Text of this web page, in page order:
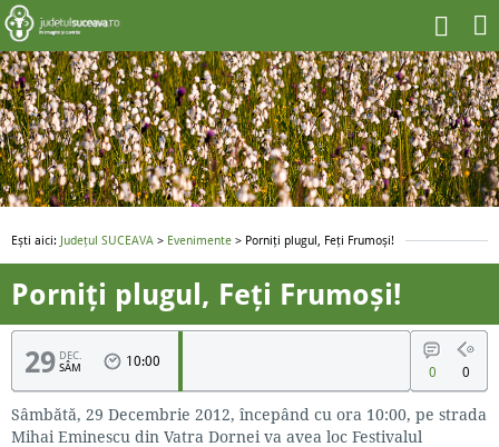
Ești aici: Județul SUCEAVA > Evenimente > Porniți plugul, Feți Frumoși!
Porniți plugul, Feți Frumoși!
29 DEC.
SÂM
10:00
0 0
Sâmbătă, 29 Decembrie 2012, începând cu ora 10:00, pe strada
Mihai Eminescu din Vatra Dornei va avea loc Festivalul